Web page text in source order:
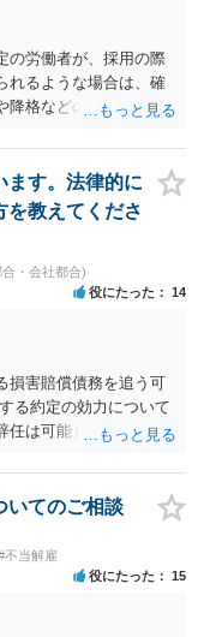
の労働者が、採用の際
れるような場合は、確
降格などの措置は必ず
。 しかし、このような
度改善の機会を与えた
善計画など、御指摘の
の点について争点化す
通しや戦略については
よくご相談なさるの
ます。法律的に
を教えてくださ
・会社都合)
役にたった 14
損害賠償債務を追う可
る約定の効力について
任は可能）と考える説
，いずれの説をとった
したときは，「やむを
典型ですが，程度によ
認めてくれるのであれ
っての株主）の承諾は
は，取締役辞任の登記
いてのご相談
不当解雇
役にたった 15